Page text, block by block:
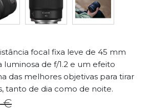
focal fixa leve de 45 mm
de f/1.2 e um efeito
das melhores objetivas para tirar
tanto de dia como de noite.
€